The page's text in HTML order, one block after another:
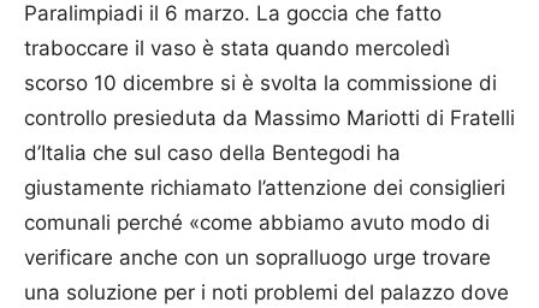
Paralimpiadi il 6 marzo. La goccia che fatto
traboccare il vaso è stata quando mercoledì
scorso 10 dicembre si è svolta la commissione di
controllo presieduta da Massimo Mariotti di Fratelli
d’Italia che sul caso della Bentegodi ha
giustamente richiamato l’attenzione dei consiglieri
comunali perché «come abbiamo avuto modo di
verificare anche con un sopralluogo urge trovare
una soluzione per i noti problemi del palazzo dove